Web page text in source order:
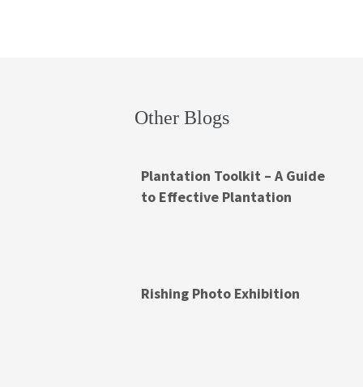
Other Blogs
Plantation Toolkit – A Guide
to Effective Plantation
Rishing Photo Exhibition